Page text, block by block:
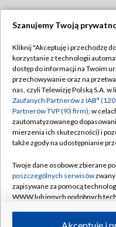
Abonament TVP
Emisja w TVP
Centrum informacji
Naziemna Telewizja
Rada Programowa
System NOS
Informacje o nadawcy
Szanujemy Twoją
Kliknij "Akceptuję i przechodzę
korzystanie z technologii
dostęp do informacji na Twoim
przechowywanie oraz na
nas, czyli Telewizję Polską S.A.
Zaufanych Partnerów z IAB*
Partnerów TVP (93 firm), w
zautomatyzowanego
mierzenia ich skuteczności) i
także zgody na udostępnianie
Twoje dane osobowe zbierane
poszczególnych serwisów
zapisywane za pomocą
WWW lub innych podobnych